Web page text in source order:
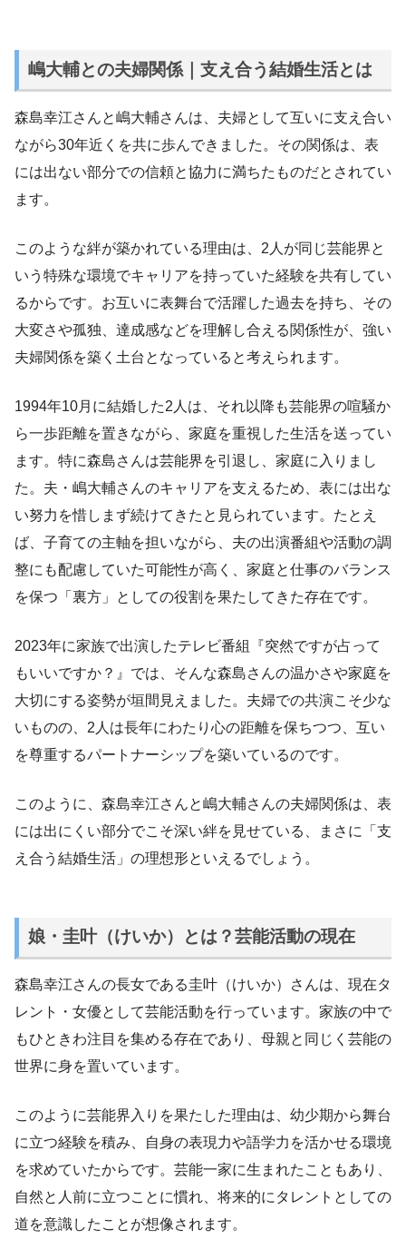
嶋大輔との夫婦関係｜支え合う結婚生活とは
森島幸江さんと嶋大輔さんは、夫婦として互いに支え合い
ながら30年近くを共に歩んできました。その関係は、表
には出ない部分での信頼と協力に満ちたものだとされてい
ます。
このような絆が築かれている理由は、2人が同じ芸能界と
いう特殊な環境でキャリアを持っていた経験を共有してい
るからです。お互いに表舞台で活躍した過去を持ち、その
大変さや孤独、達成感などを理解し合える関係性が、強い
夫婦関係を築く土台となっていると考えられます。
1994年10月に結婚した2人は、それ以降も芸能界の喧騒か
ら一歩距離を置きながら、家庭を重視した生活を送ってい
ます。特に森島さんは芸能界を引退し、家庭に入りまし
た。夫・嶋大輔さんのキャリアを支えるため、表には出な
い努力を惜しまず続けてきたと見られています。たとえ
ば、子育ての主軸を担いながら、夫の出演番組や活動の調
整にも配慮していた可能性が高く、家庭と仕事のバランス
を保つ「裏方」としての役割を果たしてきた存在です。
2023年に家族で出演したテレビ番組『突然ですが占って
もいいですか？』では、そんな森島さんの温かさや家庭を
大切にする姿勢が垣間見えました。夫婦での共演こそ少な
いものの、2人は長年にわたり心の距離を保ちつつ、互い
を尊重するパートナーシップを築いているのです。
このように、森島幸江さんと嶋大輔さんの夫婦関係は、表
には出にくい部分でこそ深い絆を見せている、まさに「支
え合う結婚生活」の理想形といえるでしょう。
娘・圭叶（けいか）とは？芸能活動の現在
森島幸江さんの長女である圭叶（けいか）さんは、現在タ
レント・女優として芸能活動を行っています。家族の中で
もひときわ注目を集める存在であり、母親と同じく芸能の
世界に身を置いています。
このように芸能界入りを果たした理由は、幼少期から舞台
に立つ経験を積み、自身の表現力や語学力を活かせる環境
を求めていたからです。芸能一家に生まれたこともあり、
自然と人前に立つことに慣れ、将来的にタレントとしての
道を意識したことが想像されます。